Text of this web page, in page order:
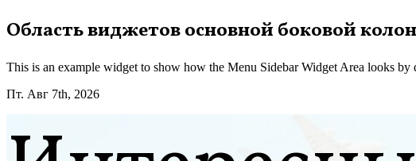
Перейти
к
Область виджетов основной боковой
This is an example widget to show how the Menu Sidebar Widget Area looks by
Пт. Авг 7th, 2026